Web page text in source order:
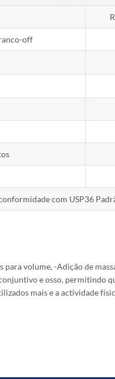
off
com USP36
volume, -Adição de
e osso, permitindo
mais e a actividade